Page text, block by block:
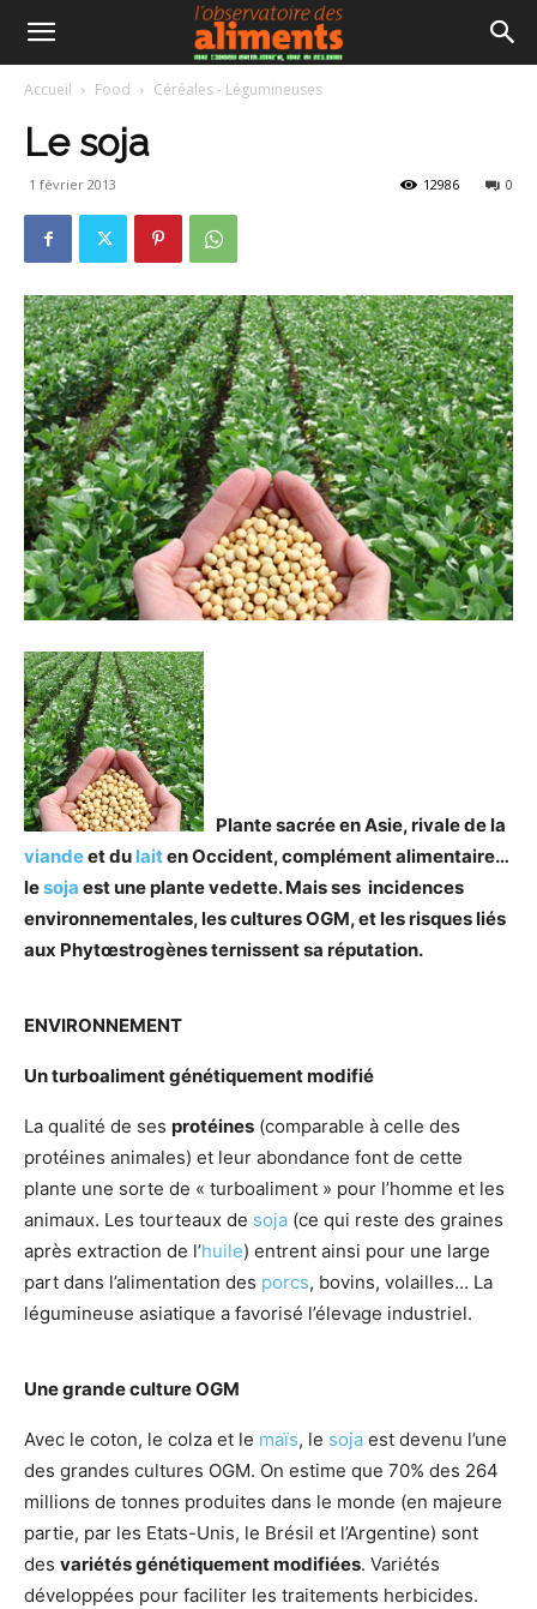
Accueil Food Céréales - Légumineuses
Le soja
1 février 2013 0
12986
Plante sacrée en Asie, rivale de la
viandeet du laiten Occident, complément alimentaire…
lesoja est une plante vedette. Mais ses incidences
environnementales, les cultures OGM, et les risques liés
aux Phytœstrogènes ternissent sa réputation.
ENVIRONNEMENT
Un turboaliment génétiquement modifié
La qualité de ses protéines (comparable à celle des
protéines animales) et leur abondance font de cette
plante une sorte de « turboaliment » pour l’homme et les
animaux. Les tourteaux de soja (ce qui reste des graines
après extraction de l’huile) entrent ainsi pour une large
part dans l’alimentation des porcs, bovins, volailles… La
légumineuse asiatique a favorisé l’élevage industriel.
Une grande culture OGM
Avec le coton, le colza et le maïs, le soja est devenu l’une
des grandes cultures OGM. On estime que 70% des 264
millions de tonnes produites dans le monde (en majeure
partie, par les Etats-Unis, le Brésil et l’Argentine) sont
des variétés génétiquement modifiées. Variétés
développées pour faciliter les traitements herbicides.